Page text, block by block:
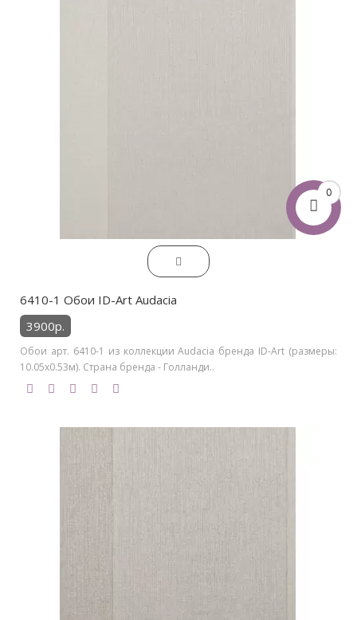
0
6410-1 Обои ID-Art Audacia
3900р.
Обои арт. 6410-1 из коллекции Audacia бренда ID-Art (размеры:
10.05х0.53м). Страна бренда - Голланди..